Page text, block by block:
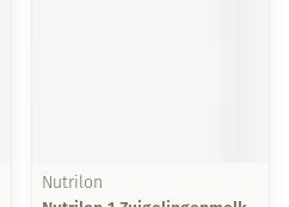
Nutrilon